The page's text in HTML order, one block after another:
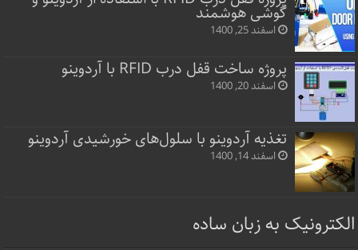
گوشی هوشمند
اسفند 25, 1400
پروژه ساخت قفل‌ درب RFID با آردوینو
اسفند 20, 1400
تغذیه آردوینو با سلول‌های خورشیدی آردوینو
اسفند 14, 1400
الکترونیک به زبان ساده